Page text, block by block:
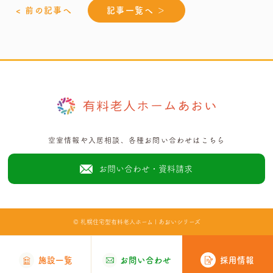
施設一覧 お問い合わせ 採用情報
< 前の記事へ 記事一覧へ ＞
空室情報や入居相談、各種お問い合わせはこちら
お問い合わせ・資料請求
© 札幌住宅型有料老人ホーム | あおいシリーズ